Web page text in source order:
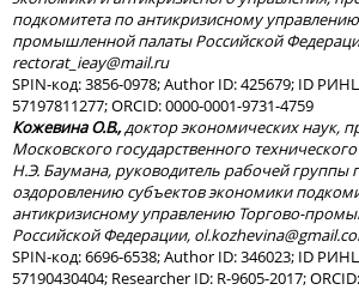
подкомитета по антикризисному
промышленной палаты Российской
rectorat_ ieay@mail.ru
SPIN-код: 3856-0978; Author ID: 425679; ID
57197811277; ORCID: 0000-0001-9731-4759
Кожевина О.В.,доктор экономических наук,
Московского государственного
Н.Э. Баумана, руководитель рабочей группы
оздоровлению субъектов экономики
антикризисному управлению Торгово-
Российской Федерации, ol.kozhevina@gmail.
SPIN-код: 6696-6538; Author ID: 346023; ID
57190430404; Researcher ID: R-9605-2017;